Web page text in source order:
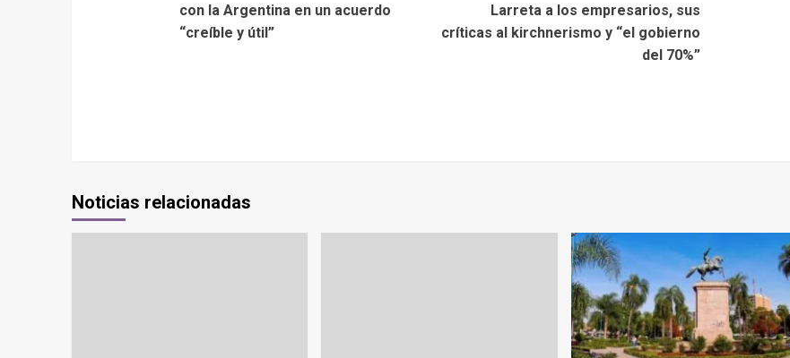
con la Argentina en un acuerdo
“creíble y útil”
Larreta a los empresarios, sus
críticas al kirchnerismo y “el gobierno
del 70%”
Noticias relacionadas